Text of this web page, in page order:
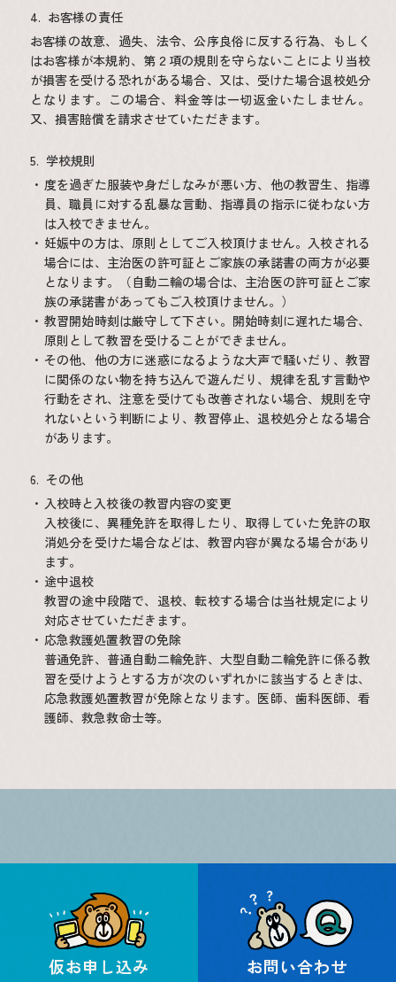
お客様の責任
お客様の故意、過失、法令、公序良俗に反する行為、もしく
はお客様が本規約、第２項の規則を守らないことにより当校
が損害を受ける恐れがある場合、又は、受けた場合退校処分
となります。この場合、料金等は一切返金いたしません。
又、損害賠償を請求させていただきます。
学校規則
度を過ぎた服装や身だしなみが悪い方、他の教習生、指導
員、職員に対する乱暴な言動、指導員の指示に従わない方
は入校できません。
妊娠中の方は、原則としてご入校頂けません。入校される
場合には、主治医の許可証とご家族の承諾書の両方が必要
となります。（自動二輪の場合は、主治医の許可証とご家
族の承諾書があってもご入校頂けません。）
教習開始時刻は厳守して下さい。開始時刻に遅れた場合、
原則として教習を受けることができません。
その他、他の方に迷惑になるような大声で騒いだり、教習
に関係のない物を持ち込んで遊んだり、規律を乱す言動や
行動をされ、注意を受けても改善されない場合、規則を守
れないという判断により、教習停止、退校処分となる場合
があります。
その他
入校時と入校後の教習内容の変更
入校後に、異種免許を取得したり、取得していた免許の取
消処分を受けた場合などは、教習内容が異なる場合があり
ます。
途中退校
教習の途中段階で、退校、転校する場合は当社規定により
対応させていただきます。
応急救護処置教習の免除
普通免許、普通自動二輪免許、大型自動二輪免許に係る教
習を受けようとする方が次のいずれかに該当するときは、
応急救護処置教習が免除となります。医師、歯科医師、看
護師、救急救命士等。
仮お申し込み お問い合わせ